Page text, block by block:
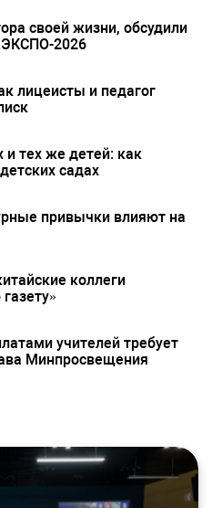
своей жизни, обсудили
2026
лицеисты и педагог
и тех же детей: как
садах
привычки влияют на
коллеги
учителей требует
Минпросвещения